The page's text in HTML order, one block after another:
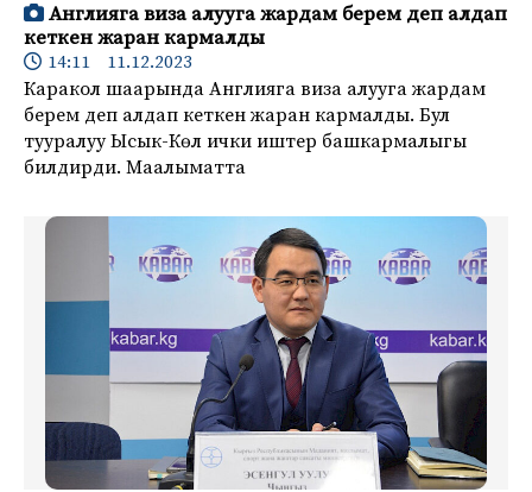
Англияга виза алууга жардам берем деп алдап
кеткен жаран кармалды
14:11 11.12.2023
Каракол шаарында Англияга виза алууга жардам
берем деп алдап кеткен жаран кармалды. Бул
тууралуу Ысык-Көл ички иштер башкармалыгы
билдирди. Маалыматта